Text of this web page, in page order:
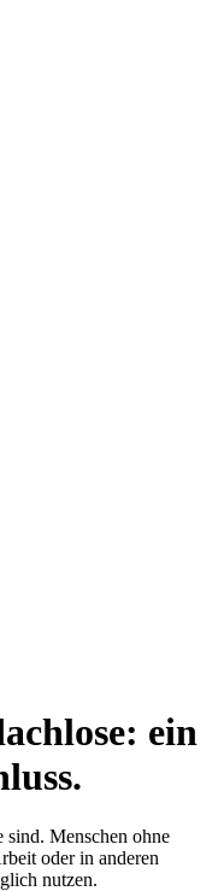
ein
Menschen ohne
oder in anderen
nutzen.